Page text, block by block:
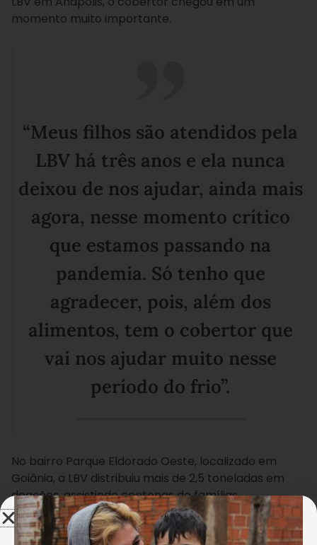
momento muito importante.
“Meus filhos são atendidos pela
LBV há três anos e ela nunca
deixou de nos ajudar, ainda mais
agora, nesse momento crítico
que estamos passando na
pandemia. Só tenho que
agradecer, pois, além dos
alimentos, tem o cobertor que
vai nos ajudar muito nesse
período do frio”.
No bairro Parque Eldorado Oeste, localizado em
Goiânia, a LBV distribuiu mais de 2,5 toneladas em
doações, assistindo centenas de famílias.